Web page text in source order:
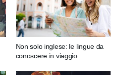
Non solo inglese: le lingue da
conoscere in viaggio